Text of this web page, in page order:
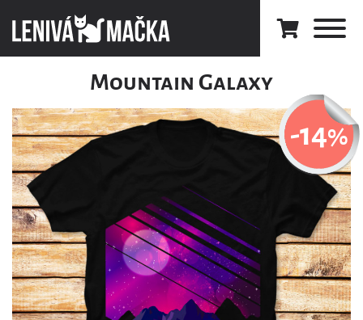
Mountain Galaxy
-14%